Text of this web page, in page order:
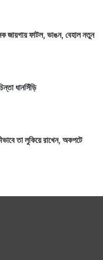
তার পরিবারকে
গ্রেফতার করেছে
নিয়ে লেখা
জায়গায় ফাটল, ভাঙন, বেহাল নতুন
ধানসিঁড়ি
তা লুকিয়ে রাখেন, অকপটে